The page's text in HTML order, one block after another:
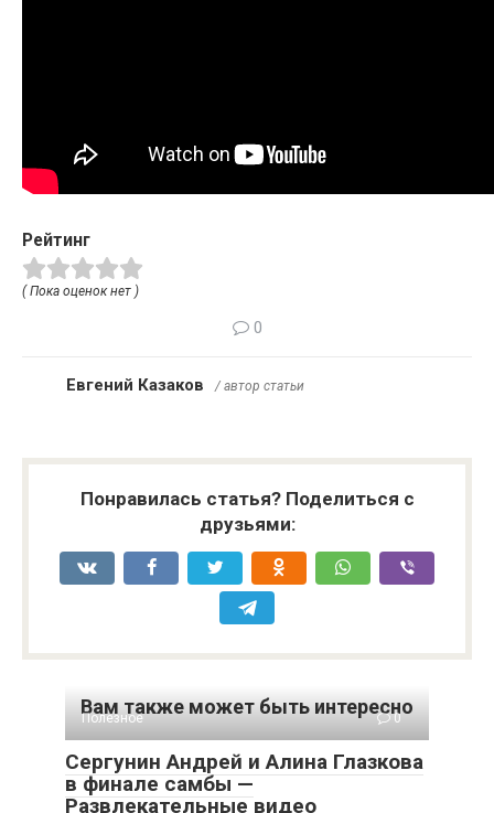
Рейтинг
( Пока оценок нет )
0
Евгений Казаков / автор статьи
Понравилась статья? Поделиться с
друзьями:
Вам также может быть интересно
Полезное 0
Сергунин Андрей и Алина Глазкова
в финале самбы —
Развлекательные видео